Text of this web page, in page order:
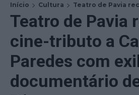
Início Cultura Teatro de Pavia
Teatro de Pavia
cine-tributo a
Paredes com
documentário